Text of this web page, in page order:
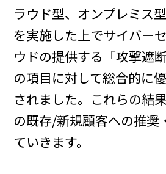
ラウド型、オンプレミス
を実施した上でサイバー
ウドの提供する「攻撃遮
の項目に対して総合的に
されました。これらの結
の既存/新規顧客への推奨
ていきます。